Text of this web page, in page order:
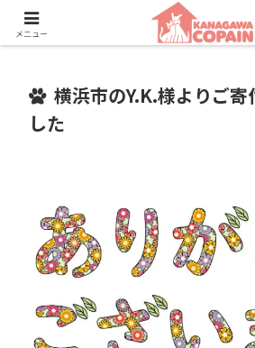
保護動物たちに、新しい家族との素
横浜市のY.K.様よりご寄
した
メニュー